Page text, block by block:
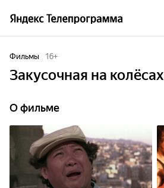
Фильмы 16+
Закусочная на колёсах
О фильме